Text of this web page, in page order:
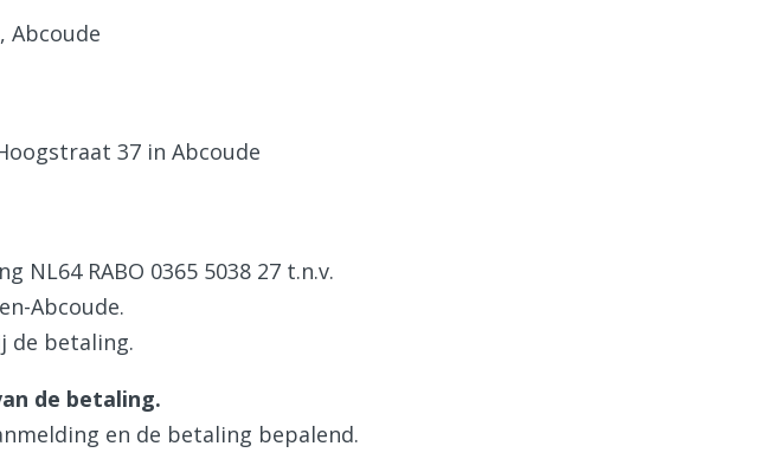
Abcoude
37 in Abcoude
NL64 RABO 0365 5038 27 t.n.v.
Abcoude.
de betaling.
de betaling.
en de betaling bepalend.